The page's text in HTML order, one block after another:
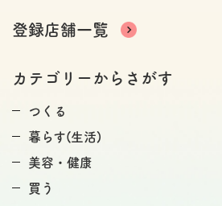
登録店舗一覧
カテゴリーからさがす
つくる
暮らす(生活)
美容・健康
買う